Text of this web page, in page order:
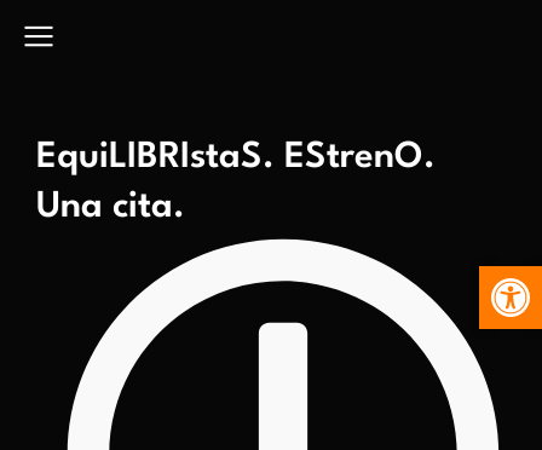
EquiLIBRIstaS. EStrenO.
Una cita.